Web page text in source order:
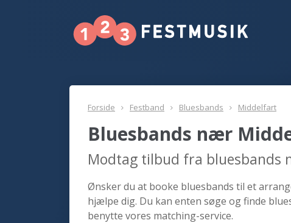
Forside Festband Bluesbands Middelfart
Bluesbands nær
Modtag tilbud fra
Ønsker du at booke bluesbands til et
hjælpe dig. Du kan enten søge og finde
benytte vores matching-service.